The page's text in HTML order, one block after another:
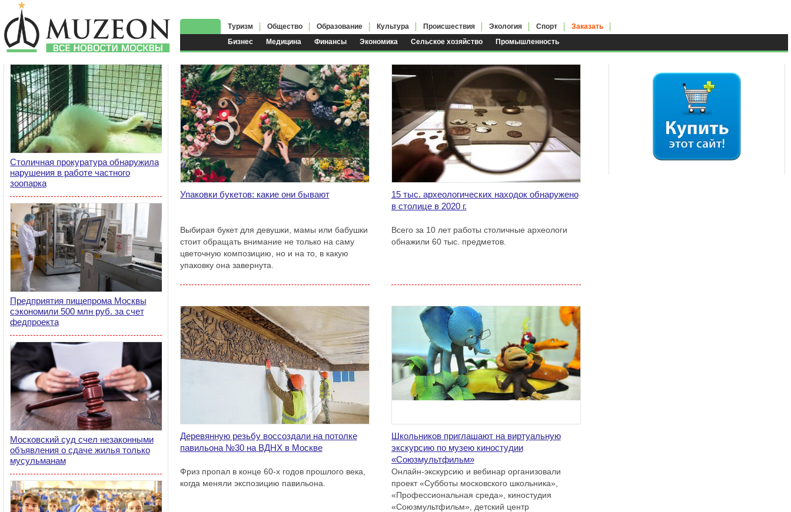
Бизнес Медицина Финансы Экономика Сельское хозяйство Промышленность
Туризм Общество Образование Культура Происшествия Экология Спорт Заказать
Столичная прокуратура обнаружила
нарушения в работе частного
зоопарка
Предприятия пищепрома Москвы
сэкономили 500 млн руб. за счет
федпроекта
Московский суд счел незаконными
объявления о сдаче жилья только
мусульманам
Упаковки букетов: какие они бывают
Выбирая букет для девушки, мамы или бабушки
стоит обращать внимание не только на саму
цветочную композицию, но и на то, в какую
упаковку она завернута.
15 тыс. археологических находок обнаружено
в столице в 2020 г.
Всего за 10 лет работы столичные археологи
обнажили 60 тыс. предметов.
Деревянную резьбу воссоздали на потолке
павильона №30 на ВДНХ в Москве
Фриз пропал в конце 60-х годов прошлого века,
когда меняли экспозицию павильона.
Школьников приглашают на виртуальную
экскурсию по музею киностудии
«Союзмультфильм»
Онлайн-экскурсию и вебинар организовали
проект «Субботы московского школьника»,
«Профессиональная среда», киностудия
«Союзмультфильм», детский центр